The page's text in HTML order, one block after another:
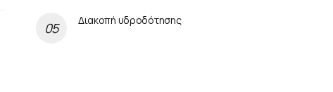
Διακοπή υδροδότησης